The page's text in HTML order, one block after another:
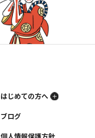
はじめての方へ
ブログ